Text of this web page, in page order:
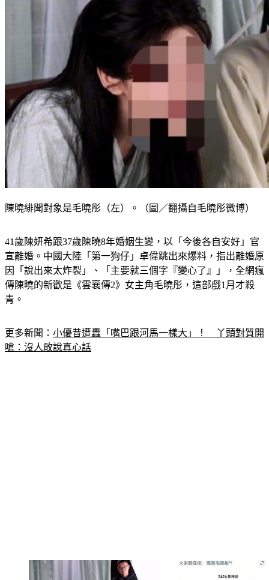
陳曉緋聞對象是毛曉彤（左）。（圖／翻攝自毛曉彤微博）
41歲陳妍希跟37歲陳曉8年婚姻生變，以「今後各自安好」官
宣離婚。中國大陸「第一狗仔」卓偉跳出來爆料，指出離婚原
因「說出來太炸裂」、「主要就三個字『變心了』」，全網瘋
傳陳曉的新歡是《雲襄傳2》女主角毛曉彤，這部戲1月才殺
青。
更多新聞： 小優昔遭轟「嘴巴跟河馬一樣大」！　丫頭對質開
嗆：沒人敢說真心話